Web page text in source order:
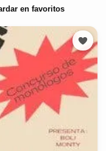
en favoritos